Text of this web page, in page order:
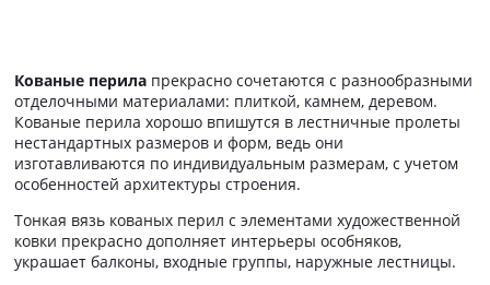
Кованые перилапрекрасно сочетаются с разнообразными
отделочными материалами: плиткой, камнем, деревом.
Кованые перила хорошо впишутся в лестничные пролеты
нестандартных размеров и форм, ведь они
изготавливаются по индивидуальным размерам, с учетом
особенностей архитектуры строения.
Тонкая вязь кованых перил с элементами художественной
ковки прекрасно дополняет интерьеры особняков,
украшает балконы, входные группы, наружные лестницы.